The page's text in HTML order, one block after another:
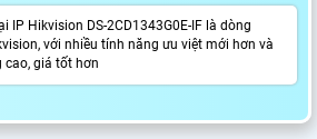
IP Hikvision DS-2CD1343G0E-IF là dòng
với nhiều tính năng ưu việt mới hơn và
cao, giá tốt hơn